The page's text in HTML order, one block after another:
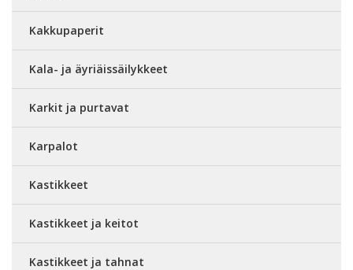
Kakkupaperit
Kala- ja äyriäissäilykkeet
Karkit ja purtavat
Karpalot
Kastikkeet
Kastikkeet ja keitot
Kastikkeet ja tahnat